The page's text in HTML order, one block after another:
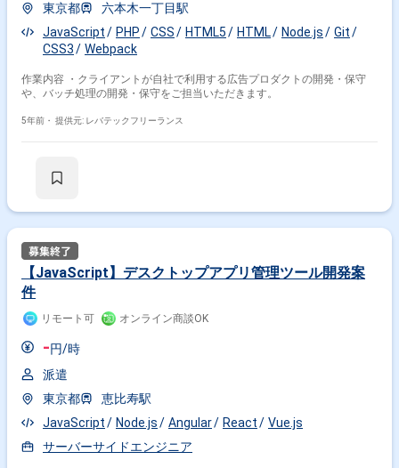
東京都
六本木一丁目駅
JavaScript
PHP CSS HTML5 HTML Node.js
Git
CSS3
Webpack
作業内容 ・クライアントが自社で利用する広告プロダクトの開発・保守
や、バッチ処理の開発・保守をご担当いただきます。
5年前・ 提供元: レバテックフリーランス
【JavaScript】デスクトップアプリ管理ツール開発案
件
リモート可 オンライン商談OK
-円/時
派遣
東京都
恵比寿駅
JavaScript
Node.js Angular React
Vue.js
サーバーサイドエンジニア
フレームワークで絞り込む
JavaScript × React
JavaScript × Vue.js
JavaScript × jQuery
職種で絞り込む
JavaScript × フロントエンドエンジニア
JavaScript × バックエンドエンジニア
JavaScript × サーバーサイドエンジニア
業界で絞り込む